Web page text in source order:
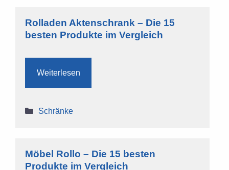
Rolladen Aktenschrank – Die 15
besten Produkte im Vergleich
Weiterlesen
Kategorien
Schränke
Möbel Rollo – Die 15 besten
Produkte im Vergleich